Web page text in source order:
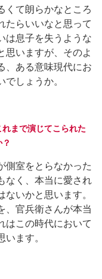
くて朗らかなところ
たらいいなと思って
は息子を失うような
思いますが、そのよ
、ある意味現代にお
しょうか。
まで演じてこられた
室をとらなかった
なく、本当に愛され
いかと思います。
、官兵衛さんが本当
はこの時代において
ます。